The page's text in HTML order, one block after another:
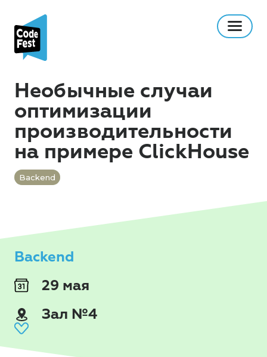
Необычные случаи
оптимизации
производительности
на примере ClickHouse
Backend
Backend
29 мая
Зал №4